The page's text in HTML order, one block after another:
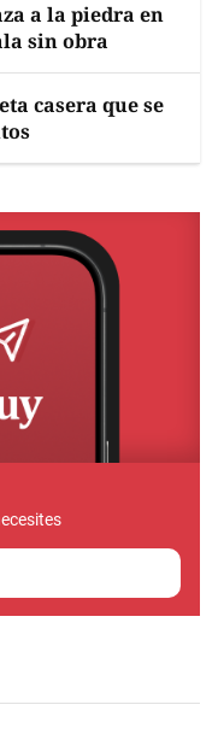
a la piedra en
sin obra
casera que se